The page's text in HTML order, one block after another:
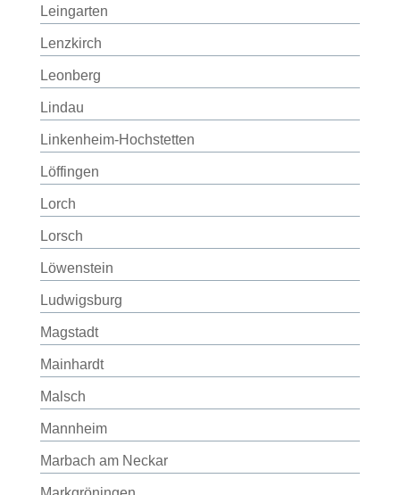
Leingarten
Lenzkirch
Leonberg
Lindau
Linkenheim-Hochstetten
Löffingen
Lorch
Lorsch
Löwenstein
Ludwigsburg
Magstadt
Mainhardt
Malsch
Mannheim
Marbach am Neckar